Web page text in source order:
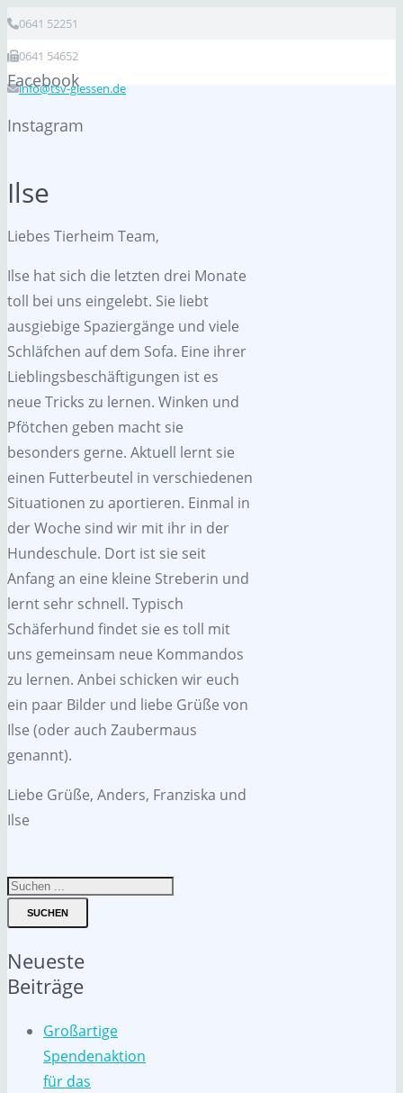
0641 52251
0641 54652
info@tsv-giessen.de
Facebook
Instagram
Ilse
Liebes Tierheim Team,
Ilse hat sich die letzten drei Monate
toll bei uns eingelebt. Sie liebt
ausgiebige Spaziergänge und viele
Schläfchen auf dem Sofa. Eine ihrer
Lieblingsbeschäftigungen ist es
neue Tricks zu lernen. Winken und
Pfötchen geben macht sie
besonders gerne. Aktuell lernt sie
einen Futterbeutel in verschiedenen
Situationen zu aportieren. Einmal in
der Woche sind wir mit ihr in der
Hundeschule. Dort ist sie seit
Anfang an eine kleine Streberin und
lernt sehr schnell. Typisch
Schäferhund findet sie es toll mit
uns gemeinsam neue Kommandos
zu lernen. Anbei schicken wir euch
ein paar Bilder und liebe Grüße von
Ilse (oder auch Zaubermaus
genannt).
Liebe Grüße, Anders, Franziska und
Ilse
SUCHEN
Neueste
Beiträge
Großartige
Spendenaktion
für das